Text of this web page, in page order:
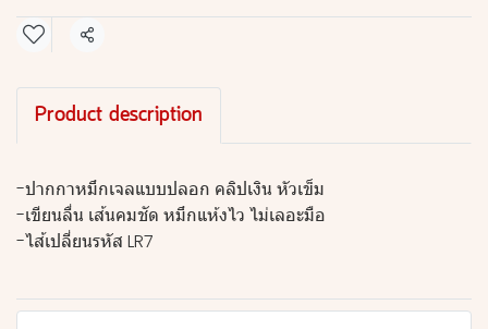
แชร์
Product description
-ปากกาหมึกเจลแบบปลอก คลิปเงิน หัวเข็ม
-เขียนลื่น เส้นคมชัด หมึกแห้งไว ไม่เลอะมือ
-ไส้เปลี่ยนรหัส LR7